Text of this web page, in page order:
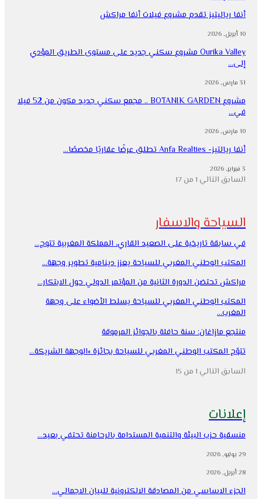
أنفا رياليتيز تقدم مشروع فيلات أنفا مراكش
10 أبريل, 2026
Ourika Valley مشروع سكني جديد على مستوى الطريق المؤدي
إلى…
31 مارس, 2026
مشروع BOTANIK GARDEN .. مجمع سكني جديد مكون من 52 فيلا
في…
10 مارس, 2026
أنفا ريالتيز- Anfa Realties تطلق عرضًا عقاريًا مخصصًا…
3 فبراير, 2026
السابق التالي 1 من 17
السياحة والاسفار
في سابقة تاريخية على الصعيد القاري، المملكة المغربية تتوج…
المكتب الوطني المغربي للسياحة يعزز دينامية تطوير وجهة…
مراكش تحتضن الدورة الثانية من المؤتمر الدولي حول الابتكار…
المكتب الوطني المغربي للسياحة يسلط الأضواء على وجهة
المغرب…
منتجع مازاغان: سنة حافلة بالجوائز المرموقة
تتوّج المكتب الوطني المغربي للسياحة بجائزة »الوجهة الشريكة…
السابق التالي 1 من 15
إعلانات
منسقية حزب البيئة والتنمية المستدامة بالرحامنة تحتفي بعيد…
29 يوليو, 2026
28 أبريل, 2026
الجزء الاساسي من المصادقة الالكترونية للبيان الاجمالي…